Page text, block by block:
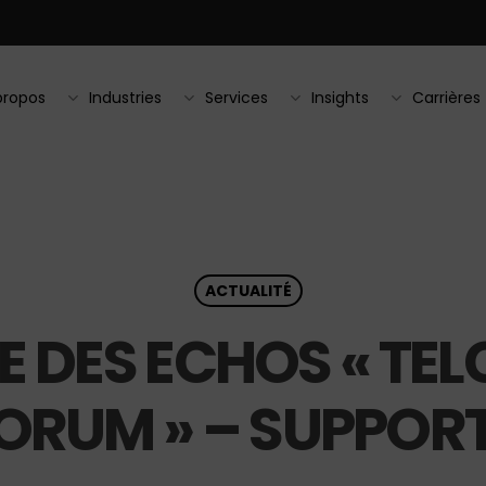
Industries Services Insights Carrières
ACTUALITÉ
DES ECHOS «
» –